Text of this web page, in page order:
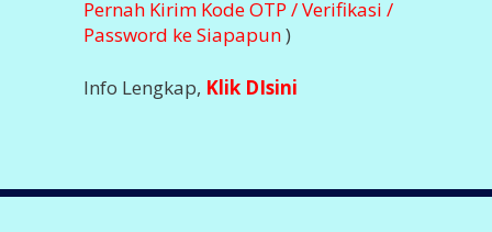
Nikmati Kemudahan Transaksi Via Aplikasi